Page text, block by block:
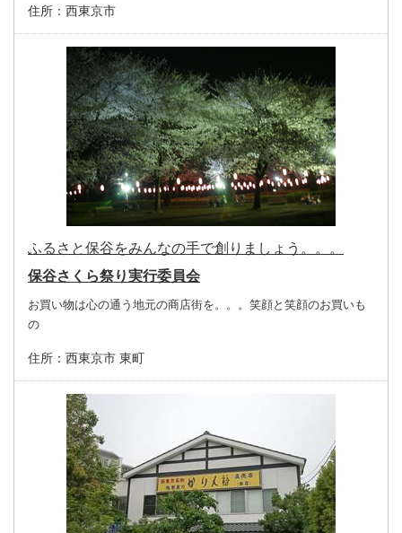
住所： 西東京市
ふるさと保谷をみんなの手で創りましょう。。。
保谷さくら祭り実行委員会
お買い物は心の通う地元の商店街を。。。笑顔と笑顔のお買いも
の
住所： 西東京市 東町